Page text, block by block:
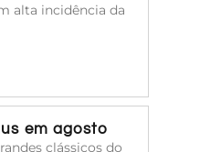
alta incidência da
em agosto
clássicos do